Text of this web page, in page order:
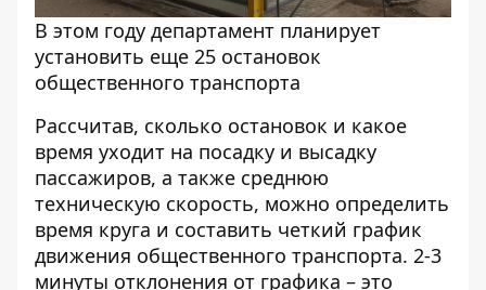
В этом году департамент планирует
установить еще 25 остановок
общественного транспорта
Рассчитав, сколько остановок и какое
время уходит на посадку и высадку
пассажиров, а также среднюю
техническую скорость, можно определить
время круга и составить четкий график
движения общественного транспорта. 2-3
минуты отклонения от графика – это